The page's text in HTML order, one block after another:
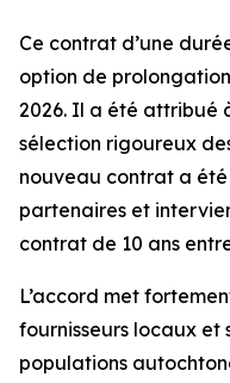
Ce contrat d’une
option de
2026. Il a été attribué
sélection rigoureux
nouveau contrat a
partenaires et
contrat de 10 ans
L’accord met
fournisseurs locaux et
populations